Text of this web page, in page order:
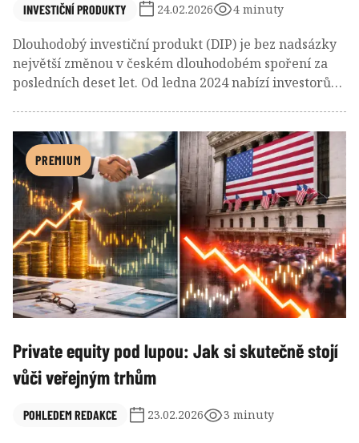
INVESTIČNÍ PRODUKTY 24.02.2026 4 minuty
Dlouhodobý investiční produkt (DIP) je bez nadsázky
největší změnou v českém dlouhodobém spoření za
posledních deset let. Od ledna 2024 nabízí investorům
alternativu k tradičnímu penzijnímu spoření.
PREMIUM
Private equity pod lupou: Jak si skutečně stojí
vůči veřejným trhům
POHLEDEM REDAKCE 23.02.2026 3 minuty